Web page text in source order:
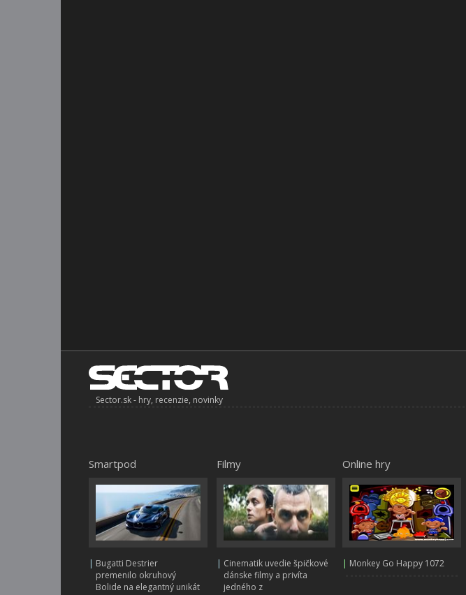
Sector.sk - hry, recenzie, novinky
Smartpod
| Bugatti Destrier
premenilo okruhový
Bolide na elegantný unikát
Filmy
| Cinematik uvedie špičkové
dánske filmy a privíta
jedného z
Online hry
| Monkey Go Happy 1072